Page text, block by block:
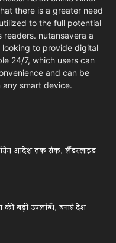
there is a greater need
to the full potential
nutansavera a
looking to provide digital
24/7, which users can
and can be
smart device.
अग्रिम आदेश तक रोक, लैंडस्लाइड
की बड़ी उपलब्धि, बनाई देश